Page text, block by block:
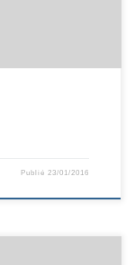
Publié23/01/2016